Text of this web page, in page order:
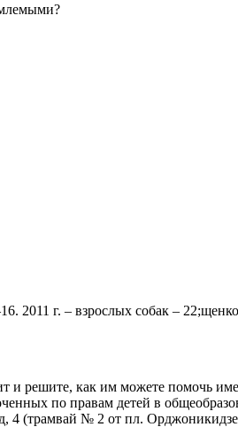
2011 г. – взрослых собак –
решите, как им можете помочь
по правам детей в
4 (трамвай № 2 от пл.